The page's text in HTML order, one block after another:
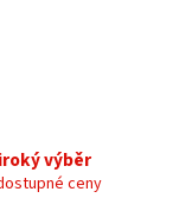
výběr
ceny